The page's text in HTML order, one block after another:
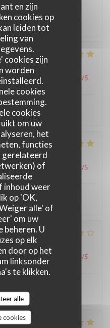
en zijn
cookies op
leiden tot
van
cookies zijn
worden
cookies
cookies
om uw
het
functies
gerelateerd
of
inhoud weer
op 'OK,
alle' of
om uw
beheren. U
op elk
door op het
linksonder
te klikken.
alle
cookies
et serveuse et
:5/5 Kwaliteit / Prijs /5
la cour intérieure
:5/5 Kwaliteit / Prijs /5
: 4 Kwaliteit / Prijs /5
et efficace